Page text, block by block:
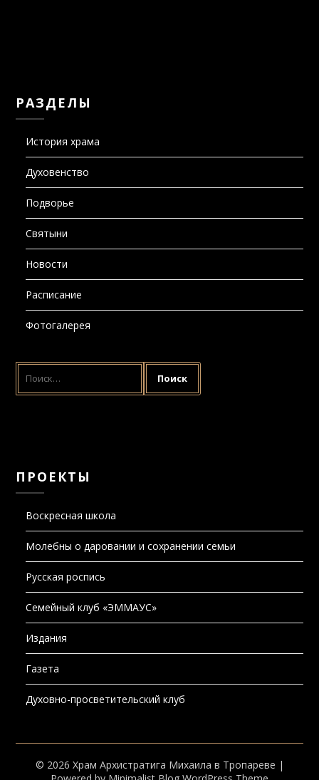
РАЗДЕЛЫ
История храма
Духовенство
Подворье
Святыни
Новости
Расписание
Фотогалерея
НАЙТИ:
ПРОЕКТЫ
Воскресная школа
Молебны о даровании и сохранении семьи
Русская роспись
Семейный клуб «ЭММАУС»
Издания
Газета
Духовно-просветительский клуб
© 2026 Храм Архистратига Михаила в Тропареве |